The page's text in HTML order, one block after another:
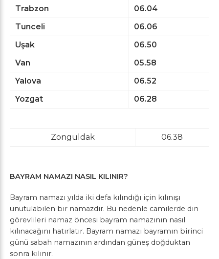
Trabzon
06.04
Tunceli
06.06
Uşak
06.50
Van
05.58
Yalova
06.52
Yozgat
06.28
Zonguldak 06.38
BAYRAM NAMAZI NASIL KILINIR?
Bayram namazı yılda iki defa kılındığı için kılınışı
unutulabilen bir namazdır. Bu nedenle camilerde din
görevlileri namaz öncesi bayram namazının nasıl
kılınacağını hatırlatır. Bayram namazı bayramın birinci
günü sabah namazının ardından güneş doğduktan
sonra kılınır.